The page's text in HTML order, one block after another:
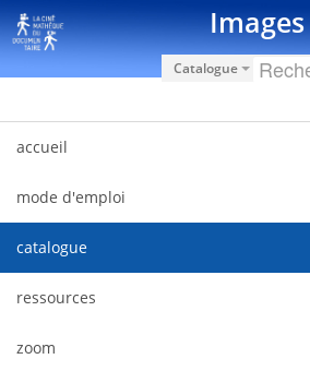
Saut au contenu
Catalogue
accueil
mode d'emploi
catalogue
ressources
zoom